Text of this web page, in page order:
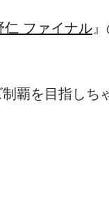
仁 ファイナル
覇を目指しち